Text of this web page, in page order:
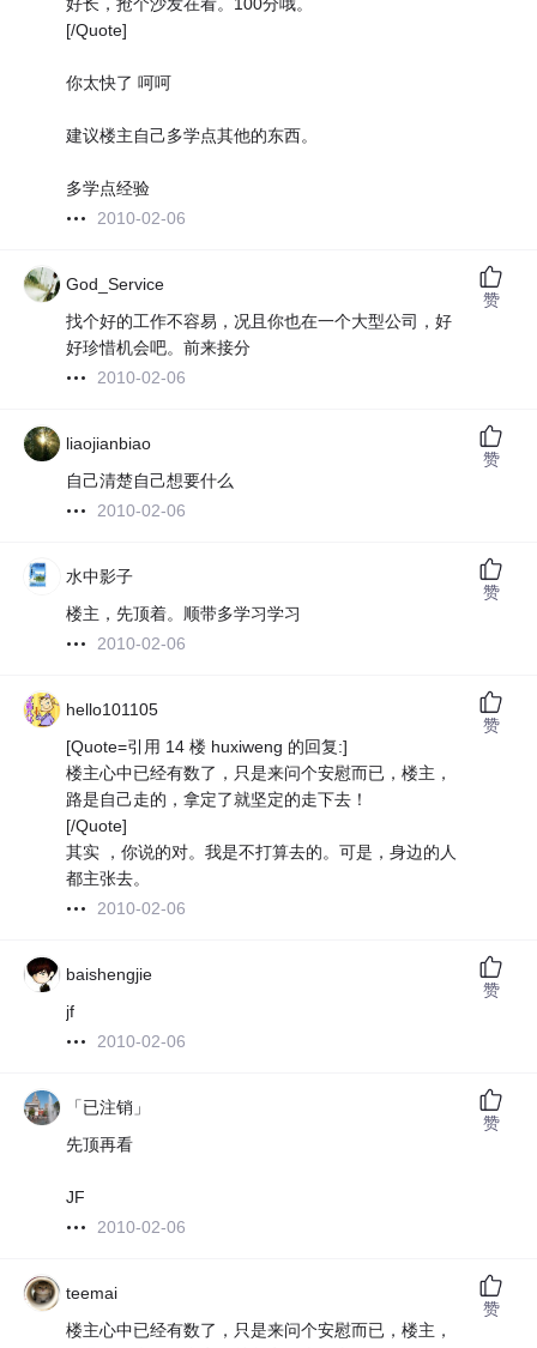
好长，抢个沙发在看。100分哦。
[/Quote]
你太快了 呵呵
建议楼主自己多学点其他的东西。
多学点经验
2010-02-06
God_Service
找个好的工作不容易，况且你也在一个大型公司，好
好珍惜机会吧。前来接分
2010-02-06
赞
liaojianbiao
自己清楚自己想要什么
2010-02-06
赞
水中影子
楼主，先顶着。顺带多学习学习
2010-02-06
赞
hello101105
[Quote=引用 14 楼 huxiweng 的回复:]
楼主心中已经有数了，只是来问个安慰而已，楼主，
路是自己走的，拿定了就坚定的走下去！
[/Quote]
其实 ，你说的对。我是不打算去的。可是，身边的人
都主张去。
2010-02-06
赞
baishengjie
jf
2010-02-06
赞
「已注销」
先顶再看
JF
2010-02-06
赞
teemai
楼主心中已经有数了，只是来问个安慰而已，楼主，
赞